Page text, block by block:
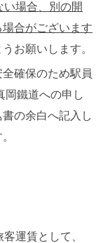
場合、別の開
合がございます
お願いします。
確保のため駅員
岡鐵道への申し
の余白へ記入し
運賃として、